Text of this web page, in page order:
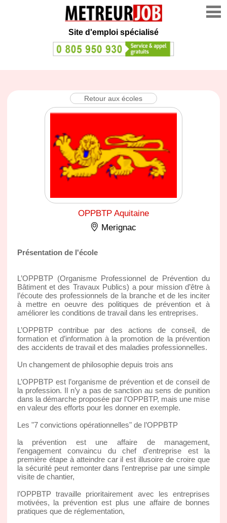
Site d'emploi spécialisé
Retour aux écoles
OPPBTP Aquitaine
Merignac
Présentation de l'école
L’OPPBTP (Organisme Professionnel de Prévention du
Bâtiment et des Travaux Publics) a pour mission d’être à
l’écoute des professionnels de la branche et de les inciter
à mettre en oeuvre des politiques de prévention et à
améliorer les conditions de travail dans les entreprises.
L’OPPBTP contribue par des actions de conseil, de
formation et d’information à la promotion de la prévention
des accidents de travail et des maladies professionnelles.
Un changement de philosophie depuis trois ans
L’OPPBTP est l’organisme de prévention et de conseil de
la profession. Il n’y a pas de sanction au sens de punition
dans la démarche proposée par l’OPPBTP, mais une mise
en valeur des efforts pour les donner en exemple.
Les "7 convictions opérationnelles" de l’OPPBTP
la prévention est une affaire de management,
l’engagement convaincu du chef d’entreprise est la
première étape à atteindre car il est illusoire de croire que
la sécurité peut remonter dans l’entreprise par une simple
visite de chantier,
l’OPPBTP travaille prioritairement avec les entreprises
motivées, la prévention est plus une affaire de bonnes
pratiques que de réglementation,